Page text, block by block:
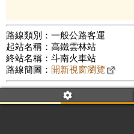
路線類別：一般公路客運
起站名稱：高鐵雲林站
終站名稱：斗南火車站
路線簡圖： 開新視窗瀏覽
附屬名稱：7102
車頭描述：虎尾
斗南
公車數量: 累計5668、上線4410